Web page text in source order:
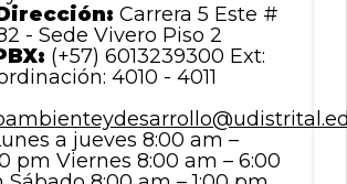
Carrera 5 Este #
- Sede Vivero Piso 2
(+57) 6013239300 Ext:
4010 - 4011
a jueves 8:00 am –
pm Viernes 8:00 am – 6:00